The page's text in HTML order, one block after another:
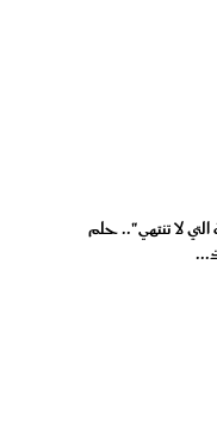
التي لا تنتهي".. حلم